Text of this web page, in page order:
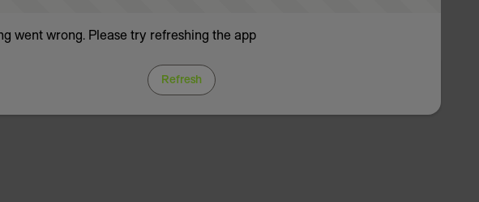
went wrong. Please try refreshing the app
Refresh